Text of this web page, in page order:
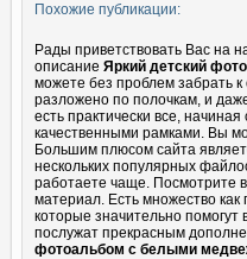
Похожие публикации:
Рады приветствовать Вас на
описание Яркий детский
можете без проблем забрать
разложено по полочкам, и
есть практически все,
качественными рамками. Вы
Большим плюсом сайта
нескольких популярных
работаете чаще. Посмотрите
материал. Есть множество как
которые значительно помогут
послужат прекрасным
фотоальбом с белыми